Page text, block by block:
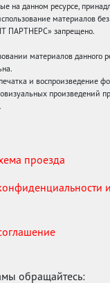
на данном ресурсе,
материалов
ПАРТНЕРС» запрещено.
материалов данного
и воспроизведение
произведений
проезда
обращайтесь: